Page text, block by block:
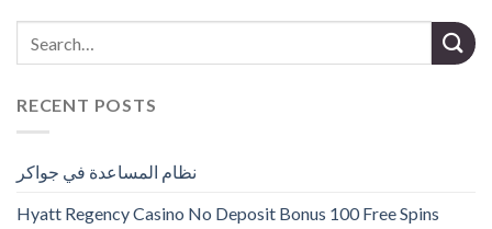
RECENT POSTS
نظام المساعدة في جواكر
Hyatt Regency Casino No Deposit Bonus 100 Free Spins